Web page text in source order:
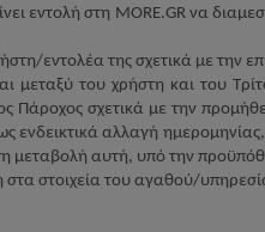
εντολή στη MORE.GRνα
εντολέα της σχετικά με την
του χρήστη και του
Πάροχος σχετικά με την
αλλαγή
αυτή, υπό την
στοιχεία του αγαθού/